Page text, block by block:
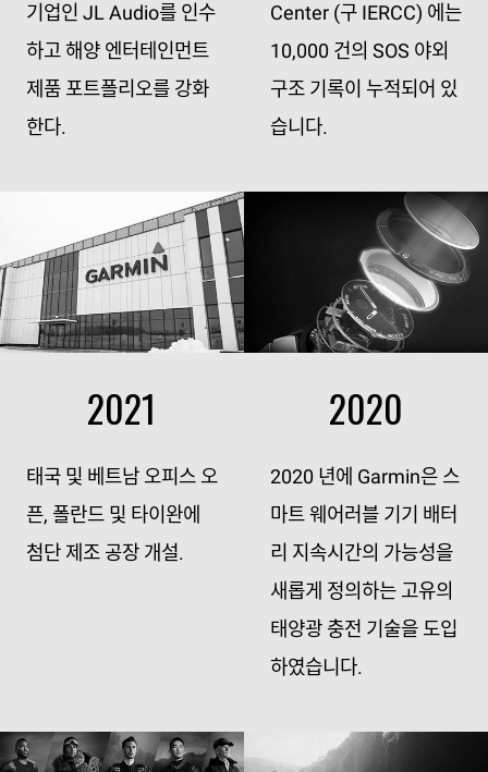
기업인 JL Audio를 인수
하고 해양 엔터테인먼트
제품 포트폴리오를 강화
한다.
Center (구 IERCC) 에는
10,000 건의 SOS 야외
구조 기록이 누적되어 있
습니다.
2021
태국 및 베트남 오피스 오
픈, 폴란드 및 타이완에
첨단 제조 공장 개설.
2020
2020 년에 Garmin은 스
마트 웨어러블 기기 배터
리 지속시간의 가능성을
새롭게 정의하는 고유의
태양광 충전 기술을 도입
하였습니다.